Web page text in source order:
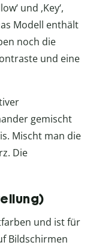
und ‚Key‘,
Modell enthält
noch die
und eine
gemischt
Mischt man die
Die
und ist für
Bildschirmen